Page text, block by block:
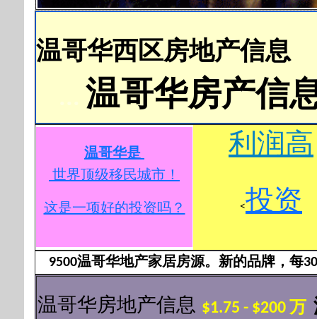
温哥华西区房地产信息
温哥华房产信
温哥华是
世界顶级移民城市 ！
这是一项好的投资吗？
利润高
<投资
9500温哥华地产家居房源。新的品牌，每
温哥华房地产信息 $1.75 - $200 万